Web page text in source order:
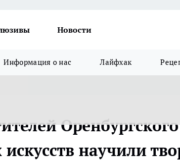
Новости
Информация о нас Лайфхак
Оренбургского
научили